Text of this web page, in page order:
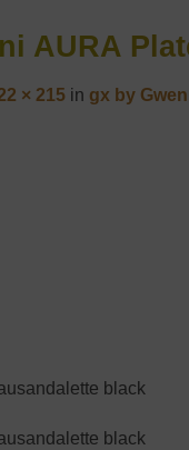
AURA
× 215 in gx by
black
black